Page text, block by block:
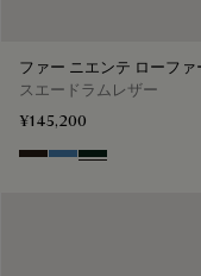
ファー ニエンテ ローファ
スエードラムレザー
¥145,200
BrownAveiroOpuntia